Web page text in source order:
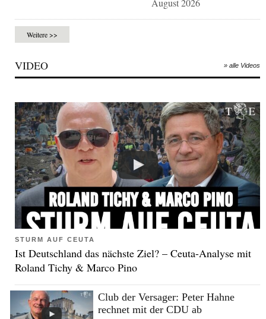
Weitere >>
VIDEO » alle Videos
STURM AUF CEUTA
Ist Deutschland das nächste Ziel? – Ceuta-Analyse mit
Roland Tichy & Marco Pino
Club der Versager: Peter Hahne
rechnet mit der CDU ab